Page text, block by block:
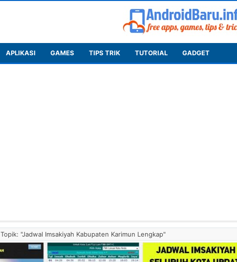
APLIKASI GAMES TIPS TRIK TUTORIAL GADGET
Topik: "Jadwal Imsakiyah Kabupaten Karimun Lengkap"